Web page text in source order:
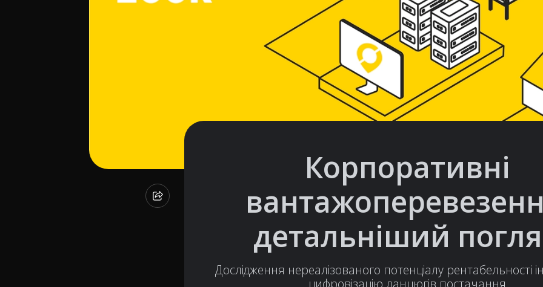
Корпоративні
детальніший
Дослідження нереалізованого потенціалу рентабельності
цифровізацію ланцюгів постачання